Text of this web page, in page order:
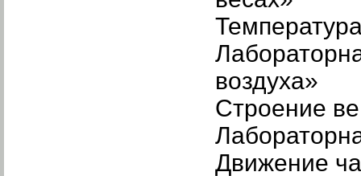
воздуха»
Строение
Движение